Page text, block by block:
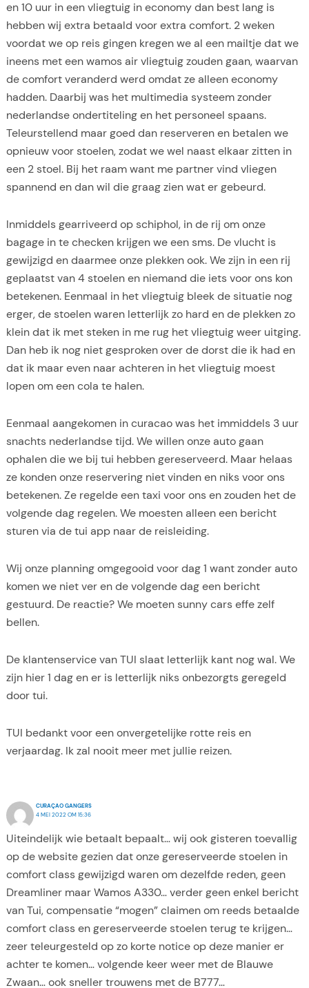
en 10 uur in een vliegtuig in economy dan best lang is
hebben wij extra betaald voor extra comfort. 2 weken
voordat we op reis gingen kregen we al een mailtje dat we
ineens met een wamos air vliegtuig zouden gaan, waarvan
de comfort veranderd werd omdat ze alleen economy
hadden. Daarbij was het multimedia systeem zonder
nederlandse ondertiteling en het personeel spaans.
Teleurstellend maar goed dan reserveren en betalen we
opnieuw voor stoelen, zodat we wel naast elkaar zitten in
een 2 stoel. Bij het raam want me partner vind vliegen
spannend en dan wil die graag zien wat er gebeurd.
Inmiddels gearriveerd op schiphol, in de rij om onze
bagage in te checken krijgen we een sms. De vlucht is
gewijzigd en daarmee onze plekken ook. We zijn in een rij
geplaatst van 4 stoelen en niemand die iets voor ons kon
betekenen. Eenmaal in het vliegtuig bleek de situatie nog
erger, de stoelen waren letterlijk zo hard en de plekken zo
klein dat ik met steken in me rug het vliegtuig weer uitging.
Dan heb ik nog niet gesproken over de dorst die ik had en
dat ik maar even naar achteren in het vliegtuig moest
lopen om een cola te halen.
Eenmaal aangekomen in curacao was het immiddels 3 uur
snachts nederlandse tijd. We willen onze auto gaan
ophalen die we bij tui hebben gereserveerd. Maar helaas
ze konden onze reservering niet vinden en niks voor ons
betekenen. Ze regelde een taxi voor ons en zouden het de
volgende dag regelen. We moesten alleen een bericht
sturen via de tui app naar de reisleiding.
Wij onze planning omgegooid voor dag 1 want zonder auto
komen we niet ver en de volgende dag een bericht
gestuurd. De reactie? We moeten sunny cars effe zelf
bellen.
De klantenservice van TUI slaat letterlijk kant nog wal. We
zijn hier 1 dag en er is letterlijk niks onbezorgts geregeld
door tui.
TUI bedankt voor een onvergetelijke rotte reis en
verjaardag. Ik zal nooit meer met jullie reizen.
CURAÇAO GANGERS
4 MEI 2022 OM 15:36
Uiteindelijk wie betaalt bepaalt… wij ook gisteren toevallig
op de website gezien dat onze gereserveerde stoelen in
comfort class gewijzigd waren om dezelfde reden, geen
Dreamliner maar Wamos A330… verder geen enkel bericht
van Tui, compensatie “mogen” claimen om reeds betaalde
comfort class en gereserveerde stoelen terug te krijgen…
zeer teleurgesteld op zo korte notice op deze manier er
achter te komen… volgende keer weer met de Blauwe
Zwaan… ook sneller trouwens met de B777…